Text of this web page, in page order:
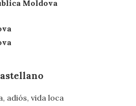
Moldova
adiós, vida loca